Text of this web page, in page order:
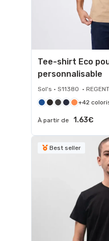
Tee-shirt Eco
personnalisable
Sol's • S11380 •
+42
À partir de 1.63€
Best seller